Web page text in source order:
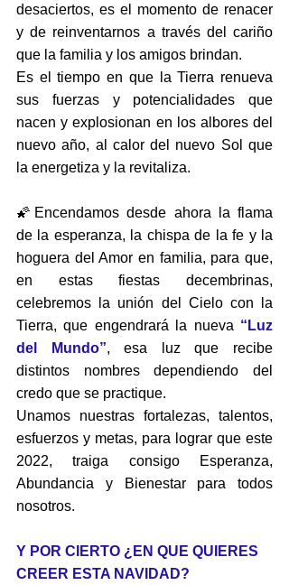
desaciertos, es el momento de renacer
y de reinventarnos a través del cariño
que la familia y los amigos brindan.
Es el tiempo en que la Tierra renueva
sus fuerzas y potencialidades que
nacen y explosionan en los albores del
nuevo año, al calor del nuevo Sol que
la energetiza y la revitaliza.
🌠Encendamos desde ahora la flama
de la esperanza, la chispa de la fe y la
hoguera del Amor en familia, para que,
en estas fiestas decembrinas,
celebremos la unión del Cielo con la
Tierra, que engendrará la nueva “Luz
del Mundo”, esa luz que recibe
distintos nombres dependiendo del
credo que se practique.
Unamos nuestras fortalezas, talentos,
esfuerzos y metas, para lograr que este
2022, traiga consigo Esperanza,
Abundancia y Bienestar para todos
nosotros.
Y POR CIERTO ¿EN QUE QUIERES
CREER ESTA NAVIDAD?